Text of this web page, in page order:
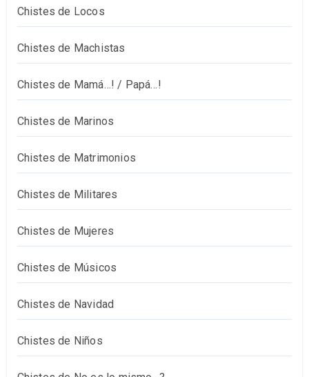
Chistes de Locos
Chistes de Machistas
Chistes de Mamá…! / Papá…!
Chistes de Marinos
Chistes de Matrimonios
Chistes de Militares
Chistes de Mujeres
Chistes de Músicos
Chistes de Navidad
Chistes de Niños